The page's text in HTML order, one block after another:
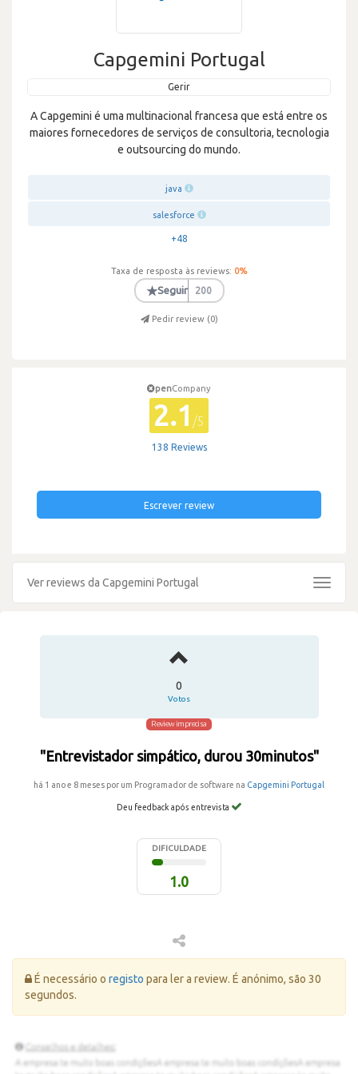
Capgemini Portugal
Gerir
A Capgemini é uma multinacional francesa que está entre os
maiores fornecedores de serviços de consultoria, tecnologia
e outsourcing do mundo.
java
salesforce
+48
Taxa de resposta às reviews: 0%
★Seguir 200
Pedir review (0)
penCompany
2.1 /5
138 Reviews
Escrever review
Ver reviews da Capgemini Portugal
Toggle
0
Votos
Review imprecisa
"Entrevistador simpático, durou 30minutos"
há 1 ano e 8 meses por um Programador de software na Capgemini Portugal
Deu feedback após entrevista
DIFICULDADE
1.0
Erro:
É necessário o registo para ler a review. É anónimo, são 30
segundos.